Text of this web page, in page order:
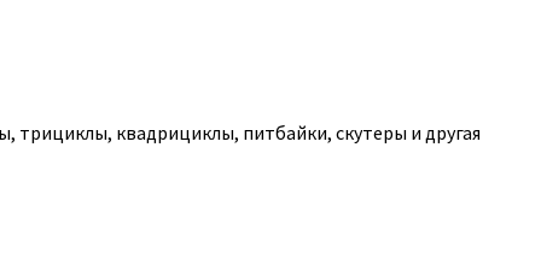
трициклы, квадрициклы, питбайки, скутеры и другая